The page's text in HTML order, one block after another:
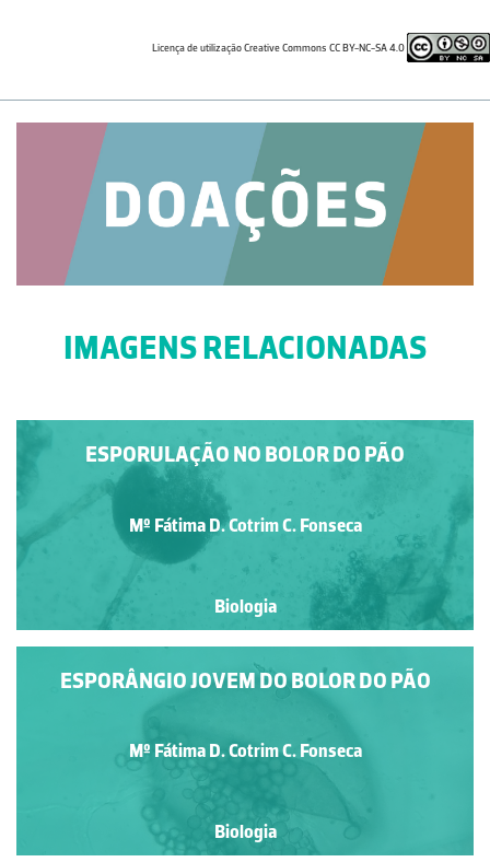
Licença de utilização Creative Commons CC BY-NC-SA 4.0
IMAGENS RELACIONADAS
ESPORULAÇÃO NO BOLOR DO PÃO
Mº Fátima D. Cotrim C. Fonseca
Biologia
ESPORÂNGIO JOVEM DO BOLOR DO PÃO
Mº Fátima D. Cotrim C. Fonseca
Biologia